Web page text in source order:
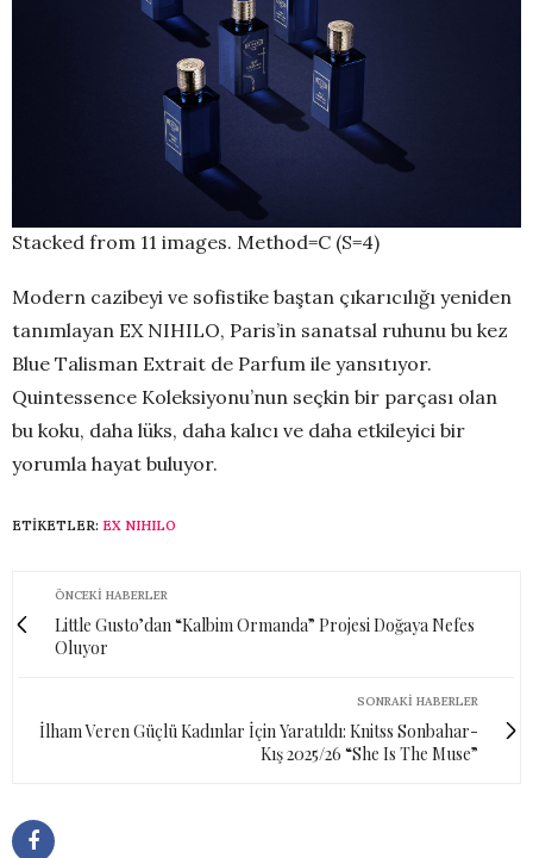
Stacked from 11 images. Method=C (S=4)
Modern cazibeyi ve sofistike baştan çıkarıcılığı yeniden
tanımlayan EX NIHILO, Paris’in sanatsal ruhunu bu kez
Blue Talisman Extrait de Parfum ile yansıtıyor.
Quintessence Koleksiyonu’nun seçkin bir parçası olan
bu koku, daha lüks, daha kalıcı ve daha etkileyici bir
yorumla hayat buluyor.
ETIKETLER: EX NIHILO
ÖNCEKI HABERLER
Little Gusto’dan “Kalbim Ormanda” Projesi Doğaya Nefes
Oluyor
SONRAKI HABERLER
İlham Veren Güçlü Kadınlar İçin Yaratıldı: Knitss Sonbahar-
Kış 2025/26 “She Is The Muse”